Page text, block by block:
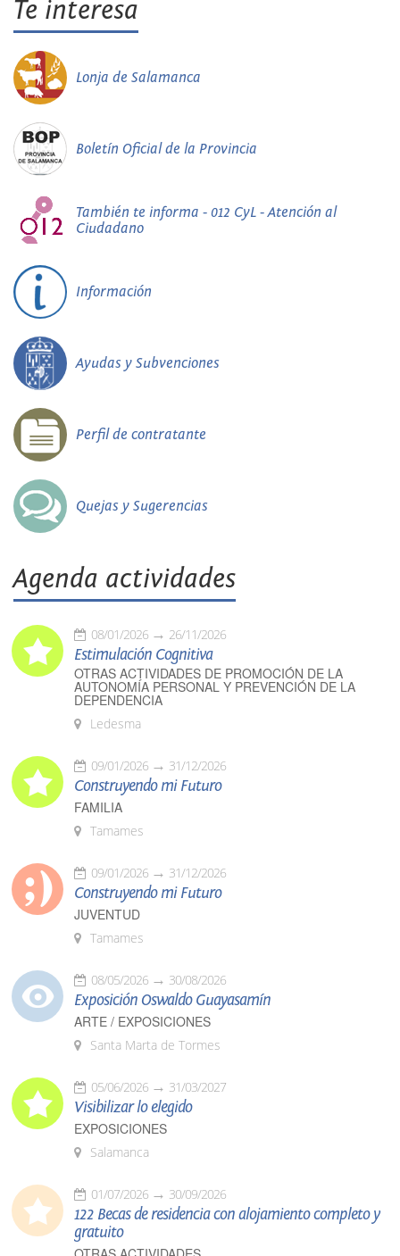
Te interesa
Lonja de Salamanca
Boletín Oficial de la Provincia
También te informa - 012 CyL - Atención al
Ciudadano
Información
Ayudas y Subvenciones
Perfil de contratante
Quejas y Sugerencias
Agenda actividades
08/01/2026 26/11/2026
Estimulación Cognitiva
OTRAS ACTIVIDADES DE PROMOCIÓN DE LA
AUTONOMÍA PERSONAL Y PREVENCIÓN DE LA
DEPENDENCIA
Ledesma
09/01/2026 31/12/2026
Construyendo mi Futuro
FAMILIA
Tamames
09/01/2026 31/12/2026
Construyendo mi Futuro
JUVENTUD
Tamames
08/05/2026 30/08/2026
Exposición Oswaldo Guayasamín
ARTE / EXPOSICIONES
Santa Marta de Tormes
05/06/2026 31/03/2027
Visibilizar lo elegido
EXPOSICIONES
Salamanca
01/07/2026 30/09/2026
122 Becas de residencia con alojamiento completo y
gratuito